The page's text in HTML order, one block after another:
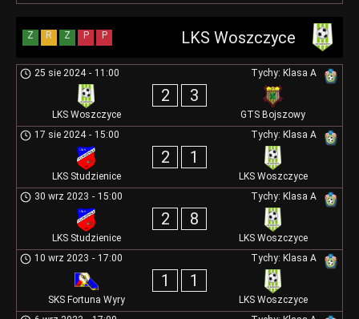
LKS Woszczyce
Z R Z P P
Tychy: Klasa A
25 sie 2024 - 11:00
LKS Woszczyce
2 3
GTS Bojszowy
Tychy: Klasa A
17 sie 2024 - 15:00
LKS Studzienice
2 1
LKS Woszczyce
Tychy: Klasa A
30 wrz 2023 - 15:00
LKS Studzienice
2 8
LKS Woszczyce
Tychy: Klasa A
10 wrz 2023 - 17:00
SKS Fortuna Wyry
1 1
LKS Woszczyce